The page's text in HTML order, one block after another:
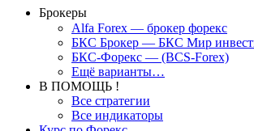
Брокеры
Alfa Forex — брокер форекс
БКС Брокер — БКС Мир
БКС-Форекс — (BCS-Forex)
Ещё варианты…
В ПОМОЩЬ !
Все стратегии
Все индикаторы